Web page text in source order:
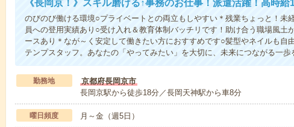
《長岡京！》スキル磨ける↑事務のお仕事！派遣活躍！高時給
のびのび働ける環境○プライベートとの両立もしやすい＊残業ちょっと！未
員への登用実績あり○受け入れ＆教育体制バッチリです！助け合う職場風土
ースあり＊なが～く安定して働きたい方におすすめです○髪型やネイルも自
テンプスタッフ。あなたの「やってみたい」を大切に、未来につながる一歩
勤務地
京都府長岡京市
長岡京駅から徒歩18分／長岡天神駅から車8分
曜日頻度 月～金（週5日）